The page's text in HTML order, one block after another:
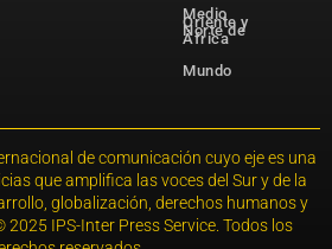
Medio
Oriente y
Norte de
África
Mundo
de comunicación cuyo eje es una
que amplifica las voces del Sur y de la
globalización, derechos humanos y
IPS-Inter Press Service. Todos los